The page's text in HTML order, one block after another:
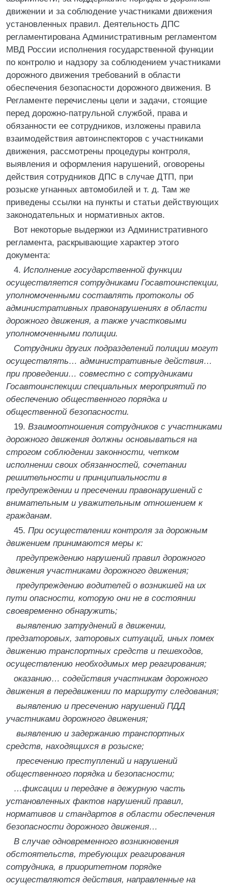
движении и за соблюдение участниками движения
установленных правил. Деятельность ДПС
регламентирована Административным регламентом
МВД России исполнения государственной функции
по контролю и надзору за соблюдением участниками
дорожного движения требований в области
обеспечения безопасности дорожного движения. В
Регламенте перечислены цели и задачи, стоящие
перед дорожно-патрульной службой, права и
обязанности ее сотрудников, изложены правила
взаимодействия автоинспекторов с участниками
движения, рассмотрены процедуры контроля,
выявления и оформления нарушений, оговорены
действия сотрудников ДПС в случае ДТП, при
розыске угнанных автомобилей и т. д. Там же
приведены ссылки на пункты и статьи действующих
законодательных и нормативных актов.
Вот некоторые выдержки из Административного
регламента, раскрывающие характер этого
документа:
4. Исполнение государственной функции
осуществляется сотрудниками Госавтоинспекции,
уполномоченными составлять протоколы об
административных правонарушениях в области
дорожного движения, а также участковыми
уполномоченными полиции.
Сотрудники других подразделений полиции могут
осуществлять… административные действия…
при проведении… совместно с сотрудниками
Госавтоинспекции специальных мероприятий по
обеспечению общественного порядка и
общественной безопасности.
19. Взаимоотношения сотрудников с участниками
дорожного движения должны основываться на
строгом соблюдении законности, четком
исполнении своих обязанностей, сочетании
решительности и принципиальности в
предупреждении и пресечении правонарушений с
внимательным и уважительным отношением к
гражданам.
45. При осуществлении контроля за дорожным
движением принимаются меры к:
предупреждению нарушений правил дорожного
движения участниками дорожного движения;
предупреждению водителей о возникшей на их
пути опасности, которую они не в состоянии
своевременно обнаружить;
выявлению затруднений в движении,
предзаторовых, заторовых ситуаций, иных помех
движению транспортных средств и пешеходов,
осуществлению необходимых мер реагирования;
оказанию… содействия участникам дорожного
движения в передвижении по маршруту следования;
выявлению и пресечению нарушений ПДД
участниками дорожного движения;
выявлению и задержанию транспортных
средств, находящихся в розыске;
пресечению преступлений и нарушений
общественного порядка и безопасности;
…фиксации и передаче в дежурную часть
установленных фактов нарушений правил,
нормативов и стандартов в области обеспечения
безопасности дорожного движения…
В случае одновременного возникновения
обстоятельств, требующих реагирования
сотрудника, в приоритетном порядке
осуществляются действия, направленные на